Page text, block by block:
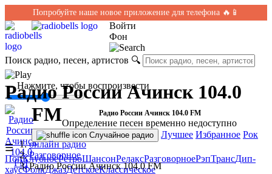
Попробуйте наше новое приложение для телефона 🔥📱
Войти
Фон
Поиск радио, песен, артистов 🔍
← Нажмите, чтобы воспроизвести
Радио России Ачинск 104.0 FM
Определение песен временно недоступно
Случайное радио Лучшее Избранное Рок
☰
ПопКлубноеРетроШансонРелаксРазговорноеРэпТрансДип-
хаусФолкДжазДетскоеКлассическое
Радио России Ачинск 104.0
FM
онлайн радио
Разговорное
Радио России Ачинск 104.0 FM